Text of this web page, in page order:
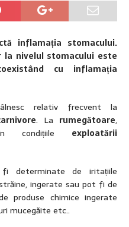
inflamația stomacului.
nivelul stomacului este
ând cu inflamația
relativ frecvent la
. La rumegătoare,
condițiile exploatării
determinate de iritațiile
ingerate sau pot fi de
produse chimice ingerate
mucegăite etc..